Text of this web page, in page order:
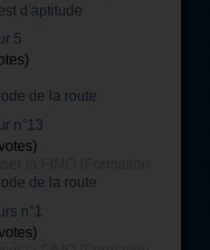
d'aptitude
5
de la route
n°13
Obligatoire) voyageurs.
de la route
n°1